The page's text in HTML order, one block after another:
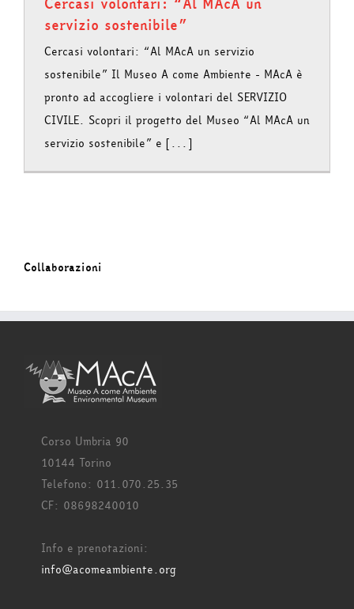
servizio sostenibile”
Cercasi volontari: “Al MAcA un servizio
sostenibile” Il Museo A come Ambiente - MAcA è
pronto ad accogliere i volontari del SERVIZIO
CIVILE. Scopri il progetto del Museo “Al MAcA un
servizio sostenibile” e [...]
Collaborazioni
Corso Umbria 90
10144 Torino
Telefono: 011.070.25.35
CF: 08698240010
Info e prenotazioni:
info@acomeambiente.org